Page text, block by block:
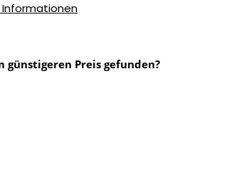
Informationen
günstigeren Preis gefunden?